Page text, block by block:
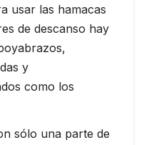
usar las hamacas
de descanso hay
y
como los
sólo una parte de